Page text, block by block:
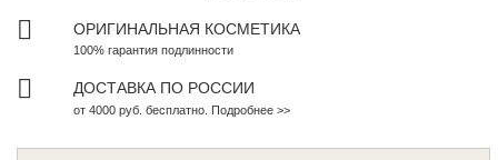
ОРИГИНАЛЬНАЯ КОСМЕТИКА
100% гарантия подлинности
ДОСТАВКА ПО РОССИИ
от 4000 руб. бесплатно. Подробнее >>